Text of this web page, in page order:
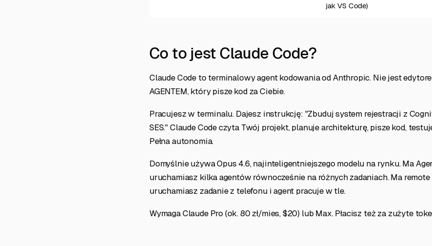
jak VS Code)
Co to jest Claude Code?
Claude Code to terminalowy agent kodowania od Anthropic. Nie jest
AGENTEM, który pisze kod za Ciebie.
Pracujesz w terminalu. Dajesz instrukcję: "Zbuduj system rejestracji z
SES." Claude Code czyta Twój projekt, planuje architekturę, pisze kod,
Pełna autonomia.
Domyślnie używa Opus 4.6, najinteligentniejszego modelu na rynku. Ma
uruchamiasz kilka agentów równocześnie na różnych zadaniach. Ma
uruchamiasz zadanie z telefonu i agent pracuje w tle.
Wymaga Claude Pro (ok. 80 zł/mies, $20) lub Max. Płacisz też za zużyte